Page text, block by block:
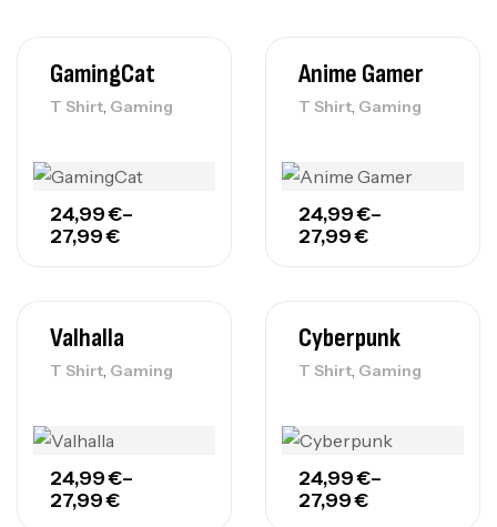
GamingCat
T Shirt, Gaming
24,99€–
27,99€
Anime Gamer
T Shirt, Gaming
24,99€–
27,99€
Valhalla
T Shirt, Gaming
24,99€–
27,99€
Cyberpunk
T Shirt, Gaming
24,99€–
27,99€